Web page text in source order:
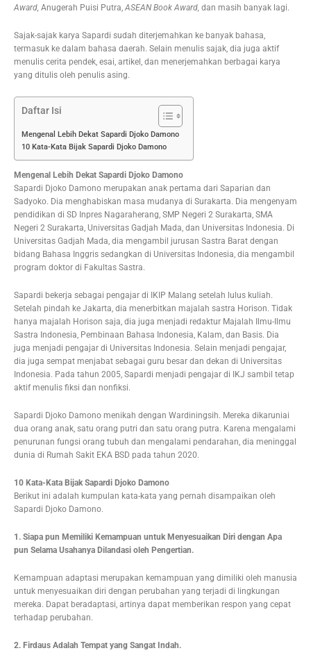
Award, Anugerah Puisi Putra, ASEAN Book Award, dan masih banyak lagi.
Sajak-sajak karya Sapardi sudah diterjemahkan ke banyak bahasa,
termasuk ke dalam bahasa daerah. Selain menulis sajak, dia juga aktif
menulis cerita pendek, esai, artikel, dan menerjemahkan berbagai karya
yang ditulis oleh penulis asing.
Daftar Isi
Mengenal Lebih Dekat Sapardi Djoko Damono
10 Kata-Kata Bijak Sapardi Djoko Damono
Mengenal Lebih Dekat Sapardi Djoko Damono
Sapardi Djoko Damono merupakan anak pertama dari Saparian dan
Sadyoko. Dia menghabiskan masa mudanya di Surakarta. Dia mengenyam
pendidikan di SD Inpres Nagaraherang, SMP Negeri 2 Surakarta, SMA
Negeri 2 Surakarta, Universitas Gadjah Mada, dan Universitas Indonesia. Di
Universitas Gadjah Mada, dia mengambil jurusan Sastra Barat dengan
bidang Bahasa Inggris sedangkan di Universitas Indonesia, dia mengambil
program doktor di Fakultas Sastra.
Sapardi bekerja sebagai pengajar di IKIP Malang setelah lulus kuliah.
Setelah pindah ke Jakarta, dia menerbitkan majalah sastra Horison. Tidak
hanya majalah Horison saja, dia juga menjadi redaktur Majalah Ilmu-Ilmu
Sastra Indonesia, Pembinaan Bahasa Indonesia, Kalam, dan Basis. Dia
juga menjadi pengajar di Universitas Indonesia. Selain menjadi pengajar,
dia juga sempat menjabat sebagai guru besar dan dekan di Universitas
Indonesia. Pada tahun 2005, Sapardi menjadi pengajar di IKJ sambil tetap
aktif menulis fiksi dan nonfiksi.
Sapardi Djoko Damono menikah dengan Wardiningsih. Mereka dikaruniai
dua orang anak, satu orang putri dan satu orang putra. Karena mengalami
penurunan fungsi orang tubuh dan mengalami pendarahan, dia meninggal
dunia di Rumah Sakit EKA BSD pada tahun 2020.
10 Kata-Kata Bijak Sapardi Djoko Damono
Berikut ini adalah kumpulan kata-kata yang pernah disampaikan oleh
Sapardi Djoko Damono.
1. Siapa pun Memiliki Kemampuan untuk Menyesuaikan Diri dengan Apa
pun Selama Usahanya Dilandasi oleh Pengertian.
Kemampuan adaptasi merupakan kemampuan yang dimiliki oleh manusia
untuk menyesuaikan diri dengan perubahan yang terjadi di lingkungan
mereka. Dapat beradaptasi, artinya dapat memberikan respon yang cepat
terhadap perubahan.
2. Firdaus Adalah Tempat yang Sangat Indah.